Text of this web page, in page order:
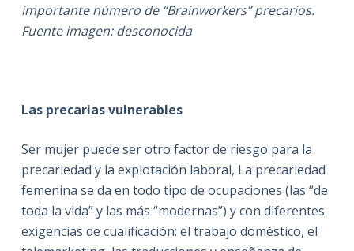
importante número de “Brainworkers” precarios.
Fuente imagen: desconocida
Las precarias vulnerables
Ser mujer puede ser otro factor de riesgo para la
precariedad y la explotación laboral, La precariedad
femenina se da en todo tipo de ocupaciones (las “de
toda la vida” y las más “modernas”) y con diferentes
exigencias de cualificación: el trabajo doméstico, el